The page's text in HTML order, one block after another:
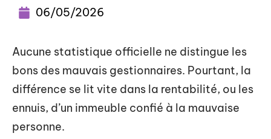
06/05/2026
Aucune statistique officielle ne distingue les
bons des mauvais gestionnaires. Pourtant, la
différence se lit vite dans la rentabilité, ou les
ennuis, d’un immeuble confié à la mauvaise
personne.